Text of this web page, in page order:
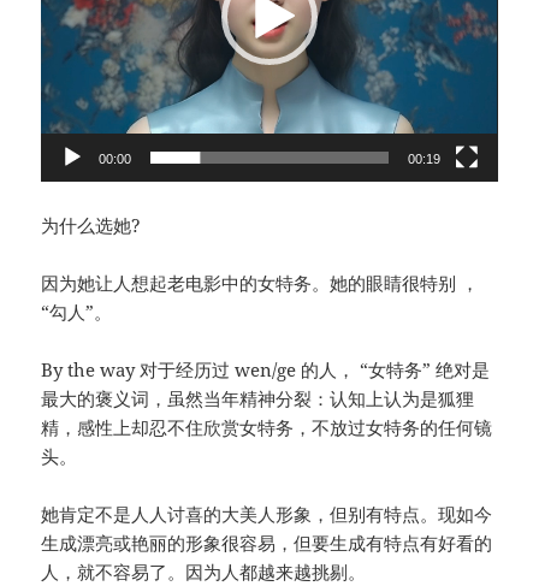
00:00 00:19
为什么选她?
因为她让人想起老电影中的女特务。她的眼睛很特别 ，
“勾人”。
By the way 对于经历过 wen/ge 的人， “女特务” 绝对是
最大的褒义词，虽然当年精神分裂：认知上认为是狐狸
精，感性上却忍不住欣赏女特务，不放过女特务的任何镜
头。
她肯定不是人人讨喜的大美人形象，但别有特点。现如今
生成漂亮或艳丽的形象很容易，但要生成有特点有好看的
人，就不容易了。因为人都越来越挑剔。